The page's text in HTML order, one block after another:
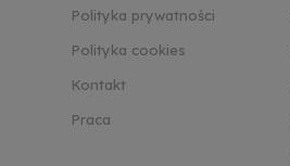
Polityka prywatności
Polityka cookies
Kontakt
Praca